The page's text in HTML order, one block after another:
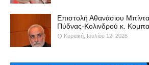
Επιστολή Αθανάσιου
Πύδνας-Κολινδρού κ.
Κυριακή, Ιουλίου 12, 2026